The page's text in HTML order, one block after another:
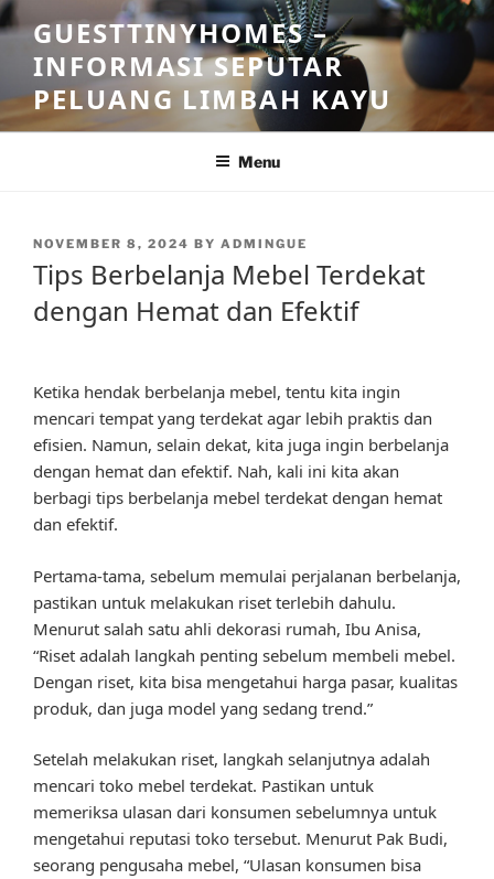
Skip
to
content
GUESTTINYHOMES –
INFORMASI SEPUTAR
PELUANG LIMBAH KAYU
Menu
POSTED
ON
NOVEMBER 8, 2024 BY ADMINGUE
Tips Berbelanja Mebel Terdekat
dengan Hemat dan Efektif
Ketika hendak berbelanja mebel, tentu kita ingin
mencari tempat yang terdekat agar lebih praktis dan
efisien. Namun, selain dekat, kita juga ingin berbelanja
dengan hemat dan efektif. Nah, kali ini kita akan
berbagi tips berbelanja mebel terdekat dengan hemat
dan efektif.
Pertama-tama, sebelum memulai perjalanan berbelanja,
pastikan untuk melakukan riset terlebih dahulu.
Menurut salah satu ahli dekorasi rumah, Ibu Anisa,
“Riset adalah langkah penting sebelum membeli mebel.
Dengan riset, kita bisa mengetahui harga pasar, kualitas
produk, dan juga model yang sedang trend.”
Setelah melakukan riset, langkah selanjutnya adalah
mencari toko mebel terdekat. Pastikan untuk
memeriksa ulasan dari konsumen sebelumnya untuk
mengetahui reputasi toko tersebut. Menurut Pak Budi,
seorang pengusaha mebel, “Ulasan konsumen bisa